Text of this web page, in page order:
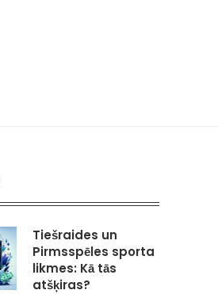
Tiešraides un
Pirmsspēles sporta
likmes: Kā tās
atšķiras?